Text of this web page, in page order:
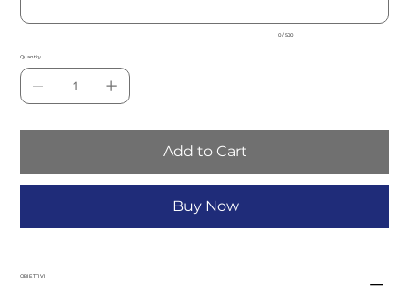
0 / 500
Quantity
Add to Cart
Buy Now
OBIETTIVI